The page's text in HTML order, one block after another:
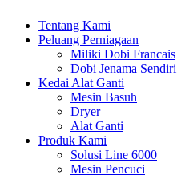
Tentang Kami
Peluang Perniagaan
Miliki Dobi Francais
Dobi Jenama Sendiri
Kedai Alat Ganti
Mesin Basuh
Dryer
Alat Ganti
Produk Kami
Solusi Line 6000
Mesin Pencuci